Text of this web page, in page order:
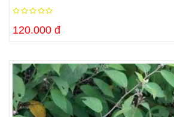
120.000 đ